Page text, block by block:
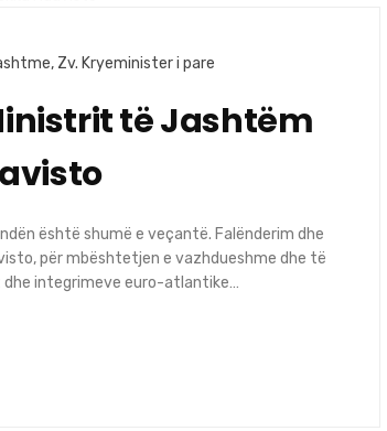
, Zv. Kryeminister i pare
të Jashtëm
është shumë e veçantë. Falënderim dhe
për mbështetjen e vazhdueshme dhe të
integrimeve euro-atlantike…